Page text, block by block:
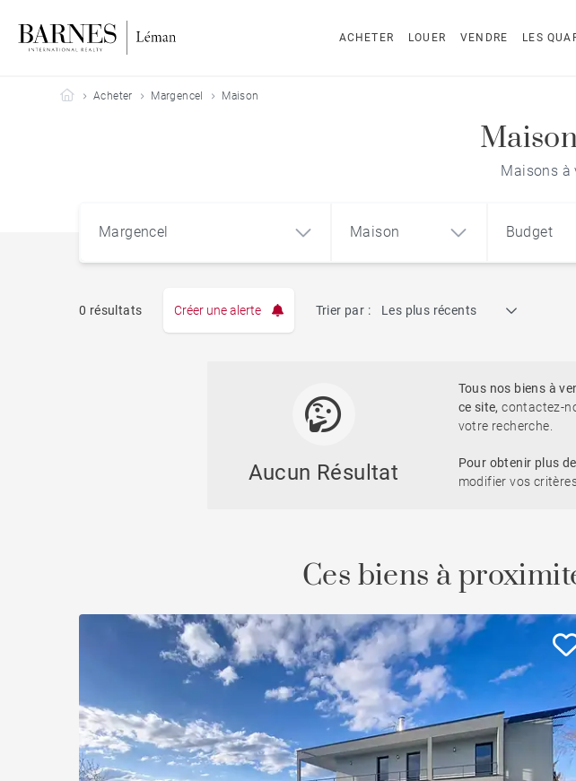
ACHETER LOUER VENDRE LES
Barnes Leman
Acheter Margencel Maison
Maisons à
Margencel Maison
Maison
Chalet Château
Budget
0 résultats Créer une alerte Trier par : Les plus récents
Aucun Résultat
Tous nos biens à
ce site,contactez-
votre recherche.
Pour obtenir plus
modifier vos
Ces biens à